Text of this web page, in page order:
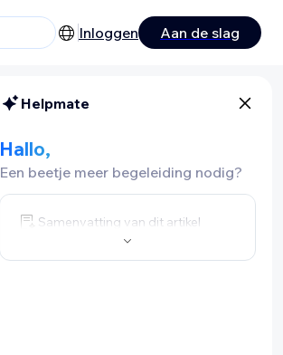
Inloggen Aan de slag
Helpmate
Hallo,
Een beetje meer begeleiding nodig?
Samenvatting van dit artikel